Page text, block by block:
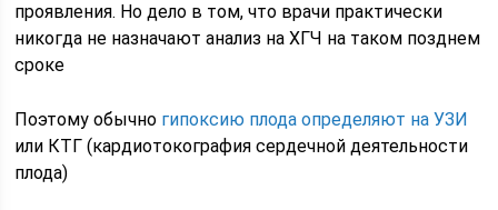
проявления. Но дело в том, что врачи практически
никогда не назначают анализ на ХГЧ на таком позднем
сроке
Поэтому обычно гипоксию плода определяют на УЗИ
или КТГ (кардиотокография сердечной деятельности
плода)